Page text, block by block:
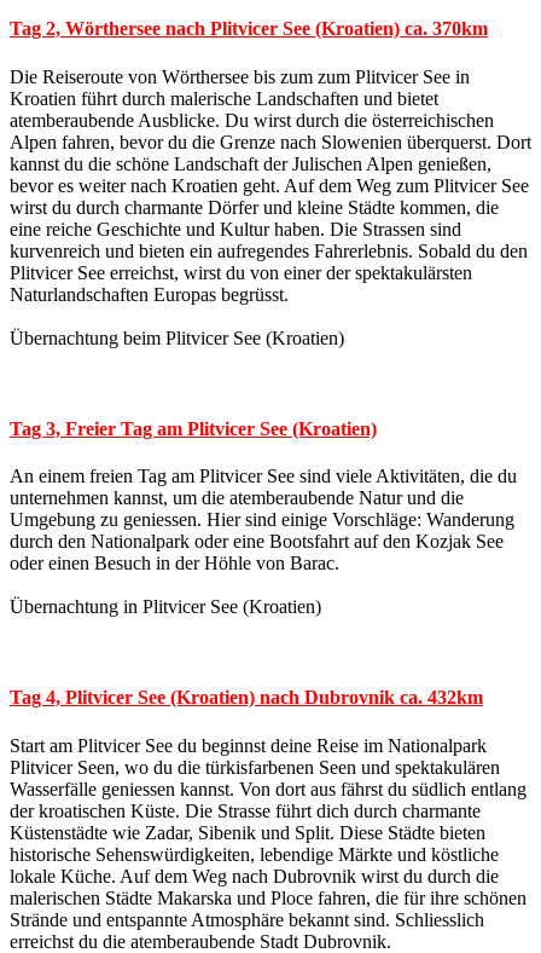
Tag 2, Wörthersee nach Plitvicer See (Kroatien) ca. 370km
Die Reiseroute von Wörthersee bis zum zum Plitvicer See in
Kroatien führt durch malerische Landschaften und bietet
atemberaubende Ausblicke. Du wirst durch die österreichischen
Alpen fahren, bevor du die Grenze nach Slowenien überquerst. Dort
kannst du die schöne Landschaft der Julischen Alpen genießen,
bevor es weiter nach Kroatien geht. Auf dem Weg zum Plitvicer See
wirst du durch charmante Dörfer und kleine Städte kommen, die
eine reiche Geschichte und Kultur haben. Die Strassen sind
kurvenreich und bieten ein aufregendes Fahrerlebnis. Sobald du den
Plitvicer See erreichst, wirst du von einer der spektakulärsten
Naturlandschaften Europas begrüsst.
Übernachtung beim Plitvicer See (Kroatien)
Tag 3, Freier Tag am Plitvicer See (Kroatien)
An einem freien Tag am Plitvicer See sind viele Aktivitäten, die du
unternehmen kannst, um die atemberaubende Natur und die
Umgebung zu geniessen. Hier sind einige Vorschläge: Wanderung
durch den Nationalpark oder eine Bootsfahrt auf den Kozjak See
oder einen Besuch in der Höhle von Barac.
Übernachtung in Plitvicer See (Kroatien)
Tag 4, Plitvicer See (Kroatien) nach Dubrovnik ca. 432km
Start am Plitvicer See du beginnst deine Reise im Nationalpark
Plitvicer Seen, wo du die türkisfarbenen Seen und spektakulären
Wasserfälle geniessen kannst. Von dort aus fährst du südlich entlang
der kroatischen Küste. Die Strasse führt dich durch charmante
Küstenstädte wie Zadar, Sibenik und Split. Diese Städte bieten
historische Sehenswürdigkeiten, lebendige Märkte und köstliche
lokale Küche. Auf dem Weg nach Dubrovnik wirst du durch die
malerischen Städte Makarska und Ploce fahren, die für ihre schönen
Strände und entspannte Atmosphäre bekannt sind. Schliesslich
erreichst du die atemberaubende Stadt Dubrovnik.